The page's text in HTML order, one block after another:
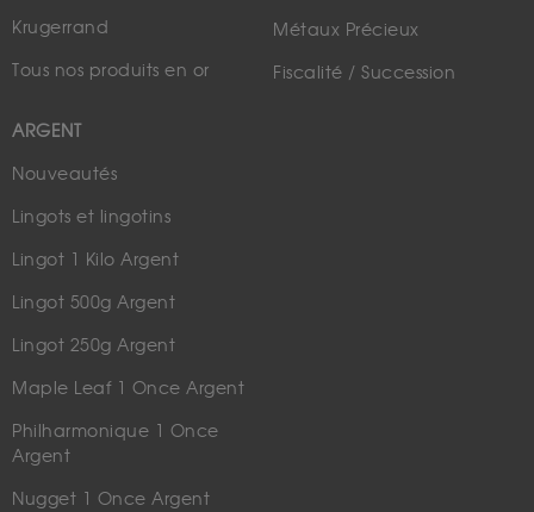
Krugerrand
Tous nos produits en or
ARGENT
Nouveautés
Lingots et lingotins
Lingot 1 Kilo Argent
Lingot 500g Argent
Lingot 250g Argent
Maple Leaf 1 Once Argent
Philharmonique 1 Once
Argent
Nugget 1 Once Argent
Métaux Précieux
Fiscalité / Succession